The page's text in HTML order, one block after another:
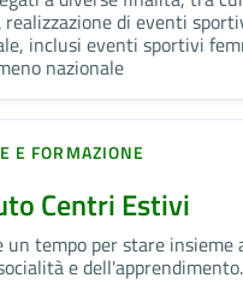
realizzazione di eventi
inclusi eventi sportivi
nazionale
E FORMAZIONE
Centri Estivi
un tempo per stare insieme
e dell'apprendimento.